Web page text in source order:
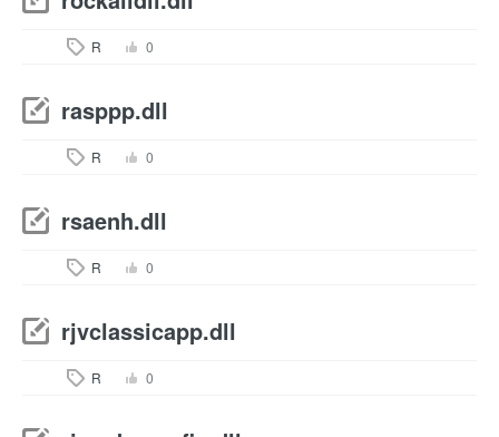
R 0
rasppp.dll
R 0
rsaenh.dll
R 0
rjvclassicapp.dll
R 0